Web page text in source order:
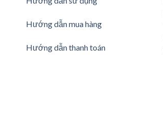
Hướng dẫn mua hàng
Hướng dẫn thanh toán